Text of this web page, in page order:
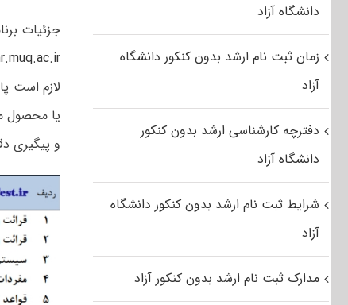
جزئیات
لازم است
یا محصول
و پیگیری
دانشگاه آزاد
زمان ثبت نام ارشد بدون کنکور دانشگاه
آزاد
دفترچه کارشناسی ارشد بدون کنکور
دانشگاه آزاد
شرایط ثبت نام ارشد بدون کنکور دانشگاه
آزاد
مدارک ثبت نام ارشد بدون کنکور آزاد